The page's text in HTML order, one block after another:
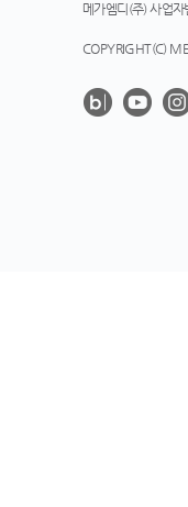
메가엠디(주) 사업
COPYRIGHT(C)
메
가